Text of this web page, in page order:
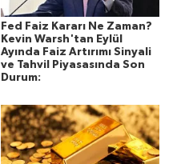
Fed Faiz Kararı Ne Zaman?
Kevin Warsh'tan Eylül
Ayında Faiz Artırımı Sinyali
ve Tahvil Piyasasında Son
Durum: